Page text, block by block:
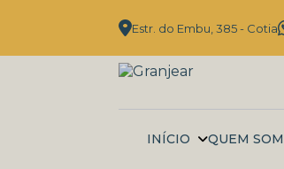
Estr. do Embu, 385 - Cotia
INÍCIO
QUEM